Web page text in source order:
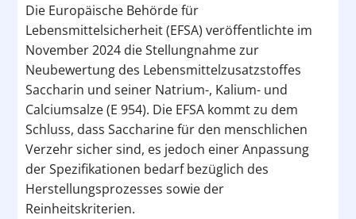
Die Europäische Behörde für
Lebensmittelsicherheit (EFSA) veröffentlichte im
November 2024 die Stellungnahme zur
Neubewertung des Lebensmittelzusatzstoffes
Saccharin und seiner Natrium-, Kalium- und
Calciumsalze (E 954). Die EFSA kommt zu dem
Schluss, dass Saccharine für den menschlichen
Verzehr sicher sind, es jedoch einer Anpassung
der Spezifikationen bedarf bezüglich des
Herstellungsprozesses sowie der
Reinheitskriterien.